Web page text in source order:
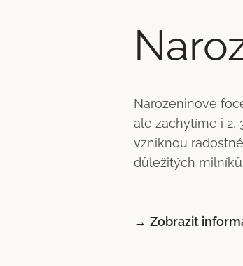
Narozeninové
ale zachytíme i 2,
vzniknou
důležitých
→ Zobrazit